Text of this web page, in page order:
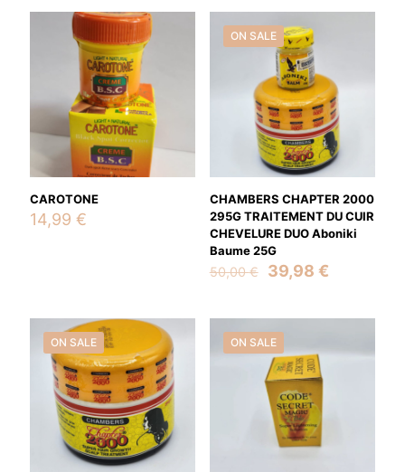
19,99 €.11,50 €.
CAROTONE
14,99 €
ON SALE
CHAMBERS CHAPTER 2000
295G TRAITEMENT DU CUIR
CHEVELURE DUO Aboniki
Baume 25G
50,00€
Original
50,00 €.
39,98 €Current
39,98 €.
ON SALE ON SALE